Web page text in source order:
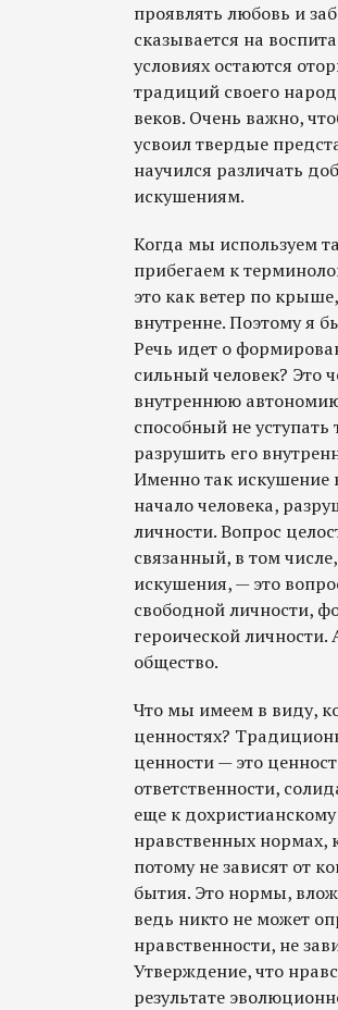
проявлять любовь и
сказывается на
условиях остаются
традиций своего
веков. Очень важно,
усвоил твердые
научился различать
искушениям.
Когда мы используем
прибегаем к
это как ветер по
внутренне. Поэтому я
Речь идет о
сильный человек? Это
внутреннюю
способный не
разрушить его
Именно так искушение
начало человека,
личности. Вопрос
связанный, в том
искушения, — это
свободной личности,
героической личности.
общество.
Что мы имеем в виду,
ценностях?
ценности — это
ответственности,
еще к
нравственных нормах,
потому не зависят от
бытия. Это нормы,
ведь никто не может
нравственности, не
Утверждение, что
результате